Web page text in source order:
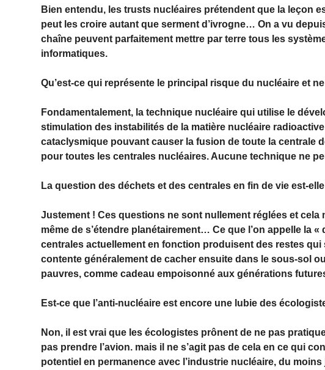
Bien entendu, les trusts nucléaires prétendent que la leçon
peut les croire autant que serment d’ivrogne… On a vu
chaîne peuvent parfaitement mettre par terre tous les
informatiques.
Qu’est-ce qui représente le principal risque du nucléaire et
Fondamentalement, la technique nucléaire qui utilise le
stimulation des instabilités de la matière nucléaire
cataclysmique pouvant causer la fusion de toute la centrale
pour toutes les centrales nucléaires. Aucune technique ne
La question des déchets et des centrales en fin de vie est-
Justement ! Ces questions ne sont nullement réglées et cela
même de s’étendre planétairement… Ce que l’on appelle la
centrales actuellement en fonction produisent des restes qui
contente généralement de cacher ensuite dans le sous-sol
pauvres, comme cadeau empoisonné aux générations
Est-ce que l’anti-nucléaire est encore une lubie des
Non, il est vrai que les écologistes prônent de ne pas
pas prendre l’avion. mais il ne s’agit pas de cela en ce qui
potentiel en permanence avec l’industrie nucléaire, du moins